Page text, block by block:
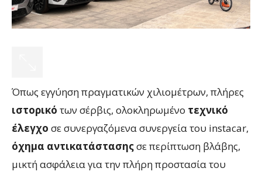
Όπως εγγύηση πραγματικών χιλιομέτρων, πλήρες
ιστορικό των σέρβις, ολοκληρωμένο τεχνικό
έλεγχο σε συνεργαζόμενα συνεργεία του instacar,
όχημα αντικατάστασηςσε περίπτωση βλάβης,
μικτή ασφάλεια για την πλήρη προστασία του